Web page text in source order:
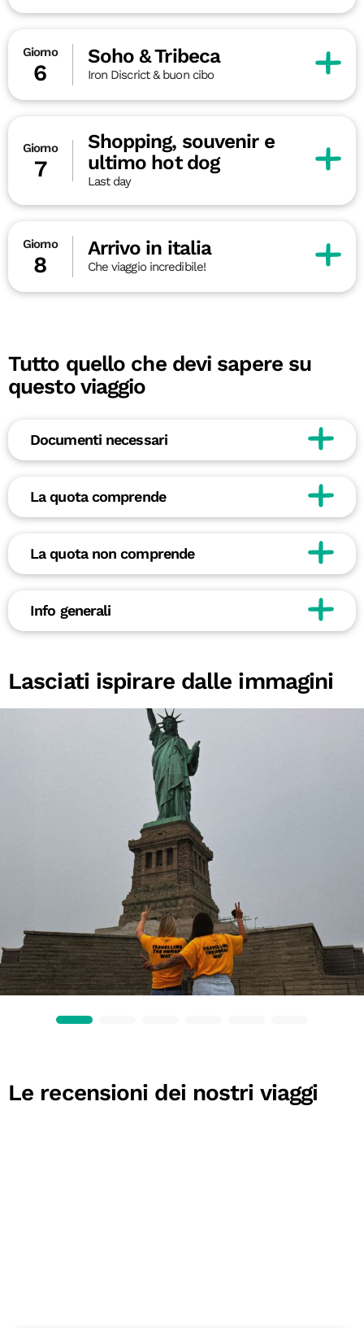
Giorno
6
Soho & Tribeca
Iron Discrict & buon cibo
Giorno
7
Shopping, souvenir e
ultimo hot dog
Last day
Giorno
8
Arrivo in italia
Che viaggio incredibile!
Tutto quello che devi sapere su
questo viaggio
Documenti necessari
La quota comprende
La quota non comprende
Info generali
Lasciati ispirare dalle immagini
Le recensioni dei nostri viaggi